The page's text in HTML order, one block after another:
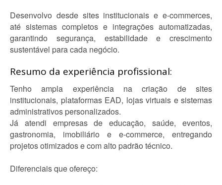
Desenvolvo desde sites institucionais e e-commerces,
até sistemas completos e integrações automatizadas,
garantindo segurança, estabilidade e crescimento
sustentável para cada negócio.
Resumo da experiência profissional:
Tenho ampla experiência na criação de sites
institucionais, plataformas EAD, lojas virtuais e sistemas
administrativos personalizados.
Já atendi empresas de educação, saúde, eventos,
gastronomia, imobiliário e e-commerce, entregando
projetos otimizados e com alto padrão técnico.
Diferenciais que ofereço: